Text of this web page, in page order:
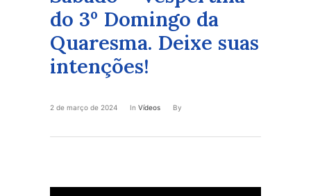
do 3º Domingo da
Quaresma. Deixe suas
intenções!
2 de março de 2024 In Vídeos By